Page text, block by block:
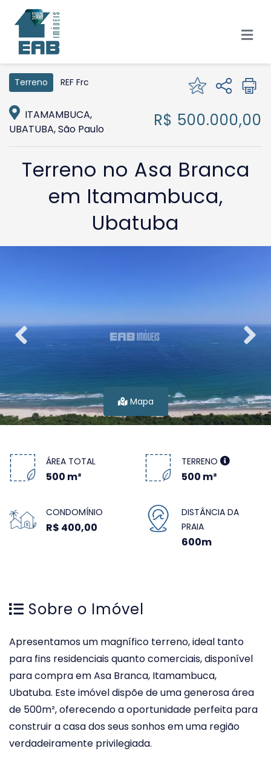
Terreno REF Frc
ITAMAMBUCA,
UBATUBA, São Paulo
R$ 500.000,00
Terreno no Asa Branca
em Itamambuca,
Ubatuba
Mapa
ÁREA TOTAL
500 m²
TERRENO
500 m²
CONDOMÍNIO
R$ 400,00
DISTÂNCIA DA
PRAIA
600m
Sobre o Imóvel
Apresentamos um magnífico terreno, ideal tanto
para fins residenciais quanto comerciais, disponível
para compra em Asa Branca, Itamambuca,
Ubatuba. Este imóvel dispõe de uma generosa área
de 500m², oferecendo a oportunidade perfeita para
construir a casa dos seus sonhos em uma região
verdadeiramente privilegiada.